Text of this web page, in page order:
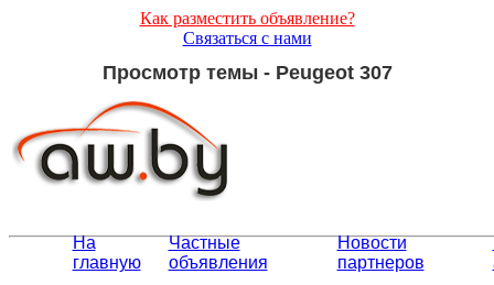
Как разместить объявление?
Связаться с нами
Просмотр темы - Peugeot 307
На
главную
Частные
объявления
Новости
партнеров